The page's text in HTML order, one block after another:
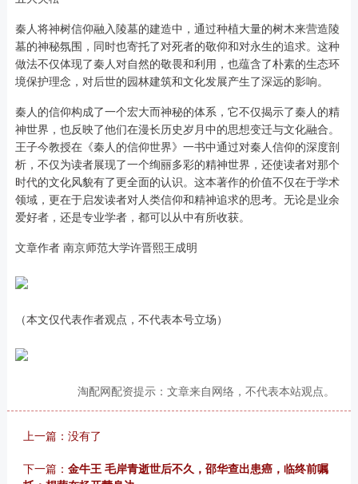
秦人将神树信仰融入陵墓的建造中，通过种植大量的树木来营造陵
墓的神秘氛围，同时也寄托了对死者的敬仰和对永生的追求。这种
做法不仅体现了秦人对自然的敬畏和利用，也蕴含了朴素的生态环
境保护理念，对后世的园林建筑和文化发展产生了深远的影响。
秦人的信仰构成了一个宏大而神秘的体系，它不仅揭示了秦人的精
神世界，也反映了他们在漫长历史岁月中的思想变迁与文化融合。
王子今教授在《秦人的信仰世界》一书中通过对秦人信仰的深度剖
析，不仅为读者展现了一个绚丽多彩的精神世界，还使读者对那个
时代的文化风貌有了更全面的认识。这本著作的价值不仅在于学术
领域，更在于启发读者对人类信仰和精神追求的思考。无论是业余
爱好者，还是专业学者，都可以从中有所收获。
文章作者 南京师范大学许晋熙王成明
（本文仅代表作者观点，不代表本号立场）
淘配网配资提示：文章来自网络，不代表本站观点。
上一篇：没有了
下一篇： 金牛王 毛岸青逝世后不久，邵华查出患癌，临终前嘱